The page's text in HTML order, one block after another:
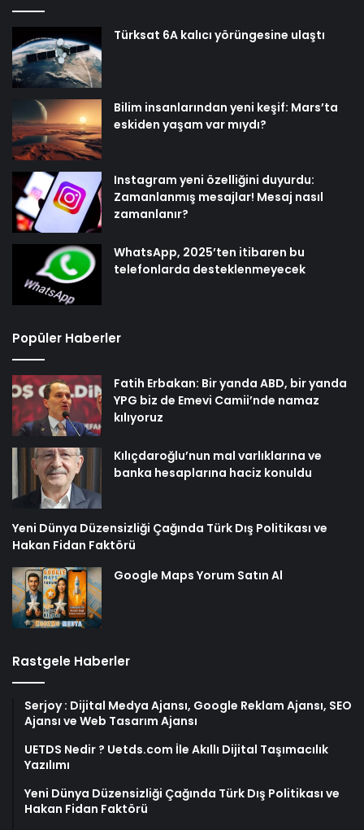
Türksat 6A kalıcı yörüngesine ulaştı
Bilim insanlarından yeni keşif: Mars’ta
eskiden yaşam var mıydı?
Instagram yeni özelliğini duyurdu:
Zamanlanmış mesajlar! Mesaj nasıl
zamanlanır?
WhatsApp, 2025’ten itibaren bu
telefonlarda desteklenmeyecek
Popüler Haberler
Fatih Erbakan: Bir yanda ABD, bir yanda
YPG biz de Emevi Camii’nde namaz
kılıyoruz
Kılıçdaroğlu’nun mal varlıklarına ve
banka hesaplarına haciz konuldu
Yeni Dünya Düzensizliği Çağında Türk Dış Politikası ve
Hakan Fidan Faktörü
Google Maps Yorum Satın Al
Rastgele Haberler
Serjoy : Dijital Medya Ajansı, Google Reklam Ajansı, SEO
Ajansı ve Web Tasarım Ajansı
UETDS Nedir ? Uetds.com İle Akıllı Dijital Taşımacılık
Yazılımı
Yeni Dünya Düzensizliği Çağında Türk Dış Politikası ve
Hakan Fidan Faktörü